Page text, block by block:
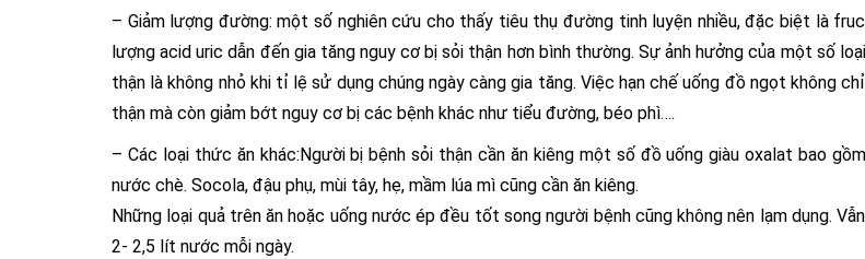
– Giảm lượng đường: một số nghiên cứu cho thấy tiêu thụ đường tinh luyện nhiều, đặc biệt là
lượng acid uric dẫn đến gia tăng nguy cơ bị sỏi thận hơn bình thường. Sự ảnh hưởng của một số
thận là không nhỏ khi tỉ lệ sử dụng chúng ngày càng gia tăng. Việc hạn chế uống đồ ngọt không
thận mà còn giảm bớt nguy cơ bị các bệnh khác như tiểu đường, béo phì….
– Các loại thức ăn khác:Người bị bệnh sỏi thận cần ăn kiêng một số đồ uống giàu oxalat bao
nước chè. Socola, đậu phụ, mùi tây, hẹ, mầm lúa mì cũng cần ăn kiêng.
Những loại quả trên ăn hoặc uống nước ép đều tốt song người bệnh cũng không nên lạm dụng.
2- 2,5 lít nước mỗi ngày.